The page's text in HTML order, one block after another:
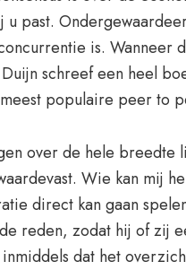
u past.
is.
schreef een heel
populaire peer to
over de hele
Wie kan mij
direct kan gaan
reden, zodat hij of zij
dat het